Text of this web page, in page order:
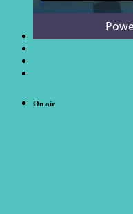
On air